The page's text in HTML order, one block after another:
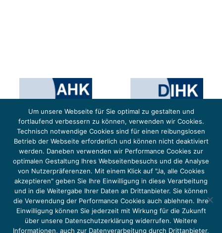
Das Projekt YOUNG ENERGY EUROPE wird gefördert durch die Europäische Klimaschutzinitiative (EUKI).
Die EUKI ist ein Förderinstrument des deutschen Bundesministeriums für Umwelt, Klimaschutz,
Naturschutz und nukleare Sicherheit (BMUKN). Übergeordnetes Ziel der EUKI ist eine Intensivierung des
grenzüberschreitenden Dialogs sowie des Wissens- und Erfahrungsaustauschs in der Europäischen Union,
um gemeinsam die Umsetzung des Paris Abkommens voranzutreiben.
Um unsere Webseite für Sie optimal zu gestalten und
fortlaufend verbessern zu können, verwenden wir Cookies.
Technisch notwendige Cookies sind für einen reibungslosen
Betrieb der Webseite erforderlich und können nicht deaktiviert
werden. Daneben verwenden wir Performance Cookies zur
optimalen Gestaltung Ihres Webseitenbesuchs und die Analyse
von Nutzerpräferenzen. Mit einem Klick auf "Ja, alle Cookies
akzeptieren" geben Sie Ihre Einwilligung in diese Verarbeitung
und in die Weitergabe Ihrer Daten an Drittanbieter. Sie können
die Verwendung der Performance Cookies auch ablehnen. Ihre
Einwilligung können Sie jederzeit mit Wirkung für die Zukunft
über unsere Datenschutzerklärung widerrufen. Weitere
Informationen, auch zur Datenverarbeitung durch Drittanbieter,